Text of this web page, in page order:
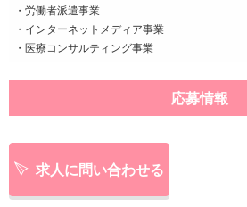
・労働者派遣事業
・インターネットメディア事業
・医療コンサルティング事業
応募情報
求人に問い合わせる